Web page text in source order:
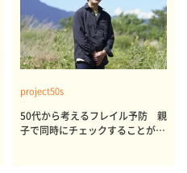
project50s
50代から考えるフレイル予防 親
子で同時にチェックすることが私